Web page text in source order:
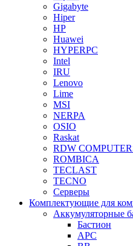
Gigabyte
Hiper
HP
Huawei
HYPERPC
Intel
IRU
Lenovo
Lime
MSI
NERPA
OSIO
Raskat
RDW
ROMBICA
TECLAST
TECNO
Серверы
Комплектующие для
Аккумуляторные
Бастион
APC